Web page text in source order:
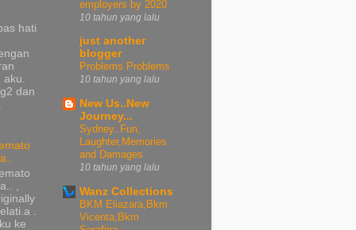
hati
aku.
dan
,
.
ke
employers by 2020
10 tahun yang lalu
just another
blogger
Problems Problems
10 tahun yang lalu
New Us..New
Journey...
Sydney..Fun,
Laughter,Memories
and Damages
10 tahun yang lalu
Wanz Collections
BKM Eliazara,Bkm
Vicenta,Bkm